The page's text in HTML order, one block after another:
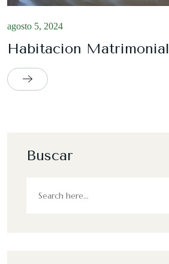
agosto 5, 2024
Habitacion Matrimonial
Buscar